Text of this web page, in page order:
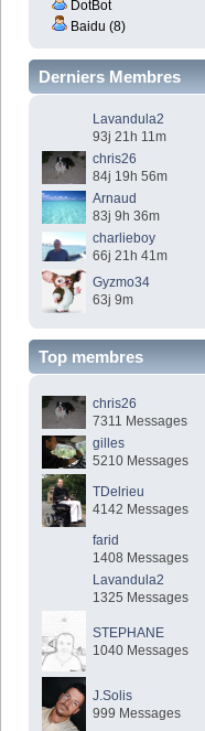
DotBot
Baidu (8)
Derniers Membres
Lavandula2
93j 21h 11m
chris26
84j 19h 56m
Arnaud
83j 9h 36m
charlieboy
66j 21h 41m
Gyzmo34
63j 9m
Top membres
chris26
7311 Messages
gilles
5210 Messages
TDelrieu
4142 Messages
farid
1408 Messages
Lavandula2
1325 Messages
STEPHANE
1040 Messages
J.Solis
999 Messages